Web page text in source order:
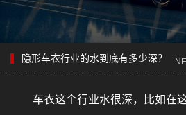
隐形车衣行业的水到底有多少深？
车衣这个行业水很深，比如在这